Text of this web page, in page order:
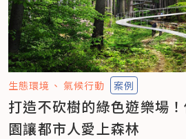
生態環境 氣候行動 案例
打造不砍樹的綠色遊樂場
園讓都市人愛上森林